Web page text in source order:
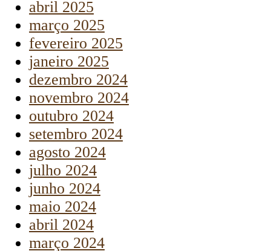
abril 2025
março 2025
fevereiro 2025
janeiro 2025
dezembro 2024
novembro 2024
outubro 2024
setembro 2024
agosto 2024
julho 2024
junho 2024
maio 2024
abril 2024
março 2024